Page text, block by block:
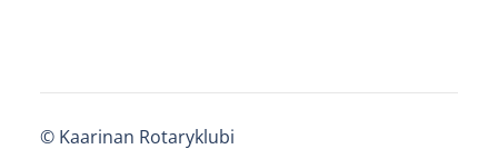
© Kaarinan Rotaryklubi